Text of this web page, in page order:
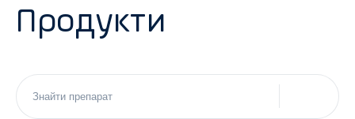
Неврологія
Фармаконагляд
Продукти